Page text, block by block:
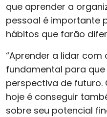
que aprender a
pessoal é importante
hábitos que farão
“Aprender a lidar com
fundamental para
perspectiva de futuro.
hoje é conseguir
sobre seu potencial